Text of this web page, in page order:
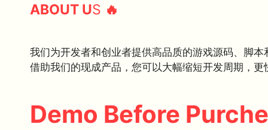
ABOUT US 🔥
我们为开发者和创业者提供高品质的游戏源码、脚
借助我们的现成产品，您可以大幅缩短开发周期，
Demo Before